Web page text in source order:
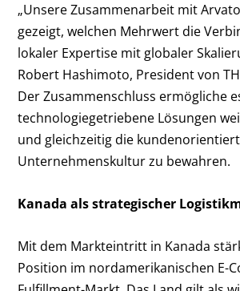
„Unsere Zusammenarbeit mit
gezeigt, welchen Mehrwert die
lokaler Expertise mit globaler
Robert Hashimoto, President von
Der Zusammenschluss ermögliche
technologiegetriebene Lösungen
und gleichzeitig die
Unternehmenskultur zu bewahren.
Kanada als strategischer
Mit dem Markteintritt in Kanada
Position im nordamerikanischen E-